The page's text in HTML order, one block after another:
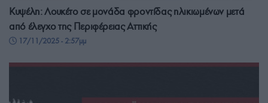
Κυψέλη: Λουκέτο σε μονάδα φροντίδας ηλικιωμένων μετά
από έλεγχο της Περιφέρειας Αττικής
17/11/2025 - 2:57μμ